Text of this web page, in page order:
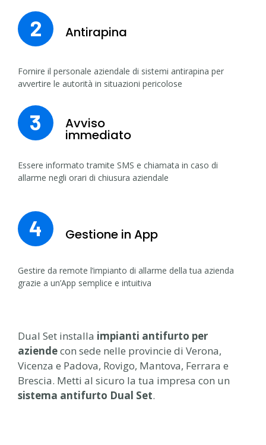
2 Antirapina
Fornire il personale aziendale di sistemi antirapina per
avvertire le autorità in situazioni pericolose
3 Avviso
immediato
Essere informato tramite SMS e chiamata in caso di
allarme negli orari di chiusura aziendale
4 Gestione in App
Gestire da remote l’impianto di allarme della tua azienda
grazie a un’App semplice e intuitiva
Dual Set installa impianti antifurto per
aziendecon sede nelle provincie di Verona,
Vicenza e Padova, Rovigo, Mantova, Ferrara e
Brescia. Metti al sicuro la tua impresa con un
sistema antifurto Dual Set.